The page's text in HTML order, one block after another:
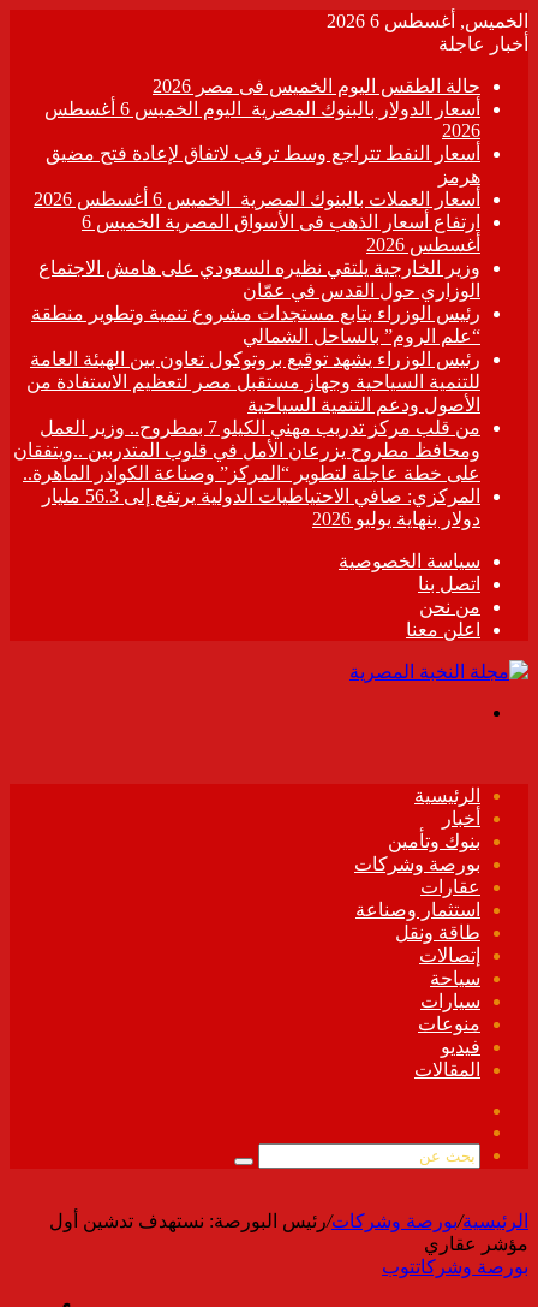
الخميس, أغسطس 6 2026
أخبار عاجلة
حالة الطقس اليوم الخميس فى مصر 2026
أسعار الدولار بالبنوك المصرية اليوم الخميس 6 أغسطس
2026
أسعار النفط تتراجع وسط ترقب لاتفاق لإعادة فتح مضيق
هرمز
أسعار العملات بالبنوك المصرية الخميس 6 أغسطس 2026
ارتفاع أسعار الذهب فى الأسواق المصرية الخميس 6
أغسطس 2026
وزير الخارجية يلتقي نظيره السعودي على هامش الاجتماع
الوزاري حول القدس في عمّان
رئيس الوزراء يتابع مستجدات مشروع تنمية وتطوير منطقة
“علم الروم” بالساحل الشمالي
رئيس الوزراء يشهد توقيع بروتوكول تعاون بين الهيئة العامة
للتنمية السياحية وجهاز مستقبل مصر لتعظيم الاستفادة من
الأصول ودعم التنمية السياحية
من قلب مركز تدريب مهني الكيلو 7 بمطروح.. وزير العمل
ومحافظ مطروح يزرعان الأمل في قلوب المتدربين ..ويتفقان
على خطة عاجلة لتطوير “المركز” وصناعة الكوادر الماهرة..
المركزي: صافي الاحتياطيات الدولية يرتفع إلى 56.3 مليار
دولار بنهاية يوليو 2026
سياسة الخصوصية
اتصل بنا
من نحن
اعلن معنا
الرئيسية
أخبار
بنوك وتأمين
بورصة وشركات
عقارات
استثمار وصناعة
طاقة ونقل
إتصالات
سياحة
سيارات
منوعات
فيديو
المقالات
الموقع
بحث
الرئيسية/بورصة وشركات/رئيس البورصة: نستهدف تدشين أول
مؤشر عقاري
بورصة وشركاتتوب